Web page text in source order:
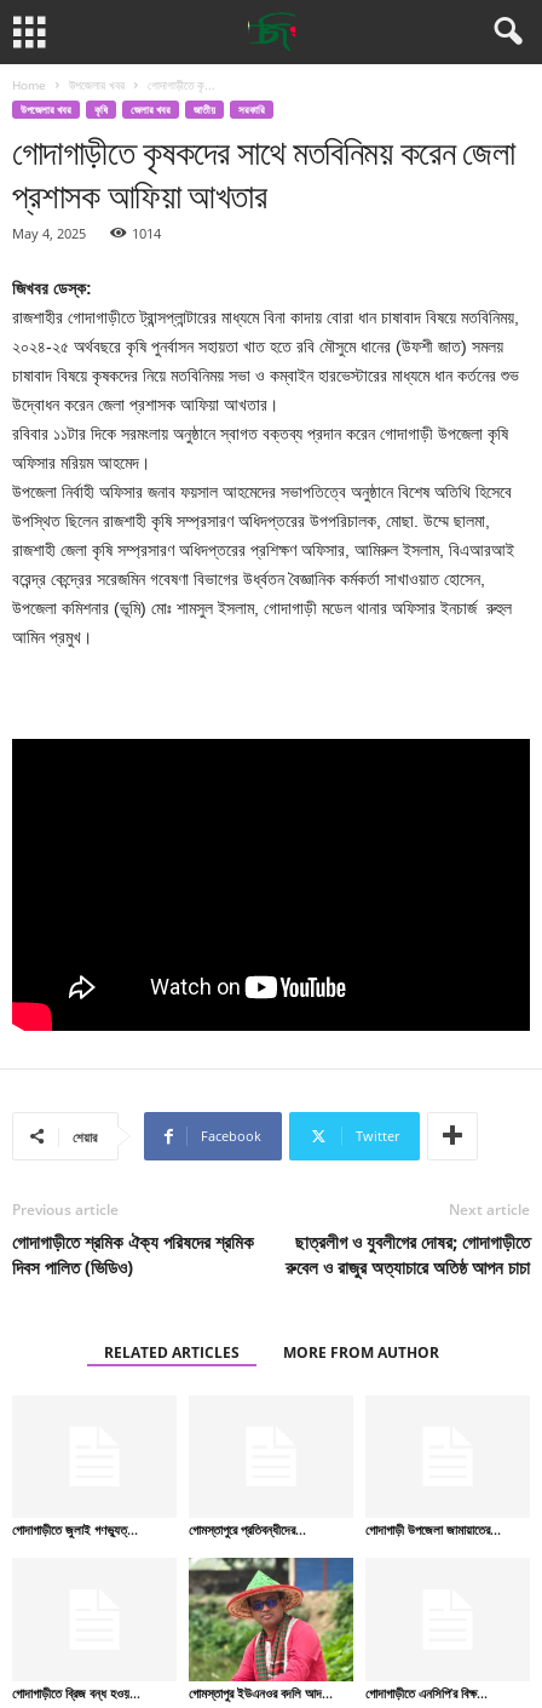
Home উপজেলার খবর গোদাগাড়ীতে কৃ...
উপজেলার খবর কৃষি জেলার খবর জাতীয় সরকারি
গোদাগাড়ীতে কৃষকদের সাথে মতবিনিময় করেন জেলা
প্রশাসক আফিয়া আখতার
May 4, 2025 1014
জিখবর ডেস্ক:
রাজশাহীর গোদাগাড়ীতে ট্রান্সপ্লান্টারের মাধ্যমে বিনা কাদায় বোরা ধান চাষাবাদ বিষয়ে মতবিনিময়,
২০২৪-২৫ অর্থবছরে কৃষি পুনর্বাসন সহায়তা খাত হতে রবি মৌসুমে ধানের (উফশী জাত) সমলয়
চাষাবাদ বিষয়ে কৃষকদের নিয়ে মতবিনিময় সভা ও কম্বাইন হারভেস্টারের মাধ্যমে ধান কর্তনের শুভ
উদ্বোধন করেন জেলা প্রশাসক আফিয়া আখতার।
রবিবার ১১টার দিকে সরমংলায় অনুষ্ঠানে স্বাগত বক্তব্য প্রদান করেন গোদাগাড়ী উপজেলা কৃষি
অফিসার মরিয়ম আহমেদ।
উপজেলা নির্বাহী অফিসার জনাব ফয়সাল আহমেদের সভাপতিত্বে অনুষ্ঠানে বিশেষ অতিথি হিসেবে
উপস্থিত ছিলেন রাজশাহী কৃষি সম্প্রসারণ অধিদপ্তরের উপপরিচালক, মোছা. উম্মে ছালমা,
রাজশাহী জেলা কৃষি সম্প্রসারণ অধিদপ্তরের প্রশিক্ষণ অফিসার, আমিরুল ইসলাম, বিএআরআই
বরেন্দ্র কেন্দ্রের সরেজমিন গবেষণা বিভাগের উর্ধ্বতন বৈজ্ঞানিক কর্মকর্তা সাখাওয়াত হোসেন,
উপজেলা কমিশনার (ভূমি) মোঃ শামসুল ইসলাম, গোদাগাড়ী মডেল থানার অফিসার ইনচার্জ রুহুল
আমিন প্রমুখ।
শেয়ার Facebook Twitter
Previous article
গোদাগাড়ীতে শ্রমিক ঐক্য পরিষদের শ্রমিক
দিবস পালিত (ভিডিও)
Next article
ছাত্রলীগ ও যুবলীগের দোষর; গোদাগাড়ীতে
রুবেল ও রাজুর অত্যাচারে অতিষ্ঠ আপন চাচা
RELATED ARTICLES MORE FROM AUTHOR
গোদাগাড়ীতে জুলাই গণভ্যুত্... গোমস্তাপুরে প্রতিবন্ধীদের... গোদাগাড়ী উপজেলা জামায়াতের...
গোদাগাড়ীতে ব্রিজ বন্ধ হওয়... গোমস্তাপুর ইউএনওর বদলি আদ... গোদাগাড়ীতে এনসিপি’র বিক্ষ...